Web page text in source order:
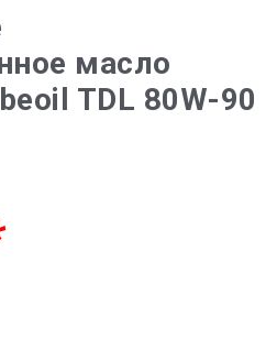
масло
TDL 80W-90